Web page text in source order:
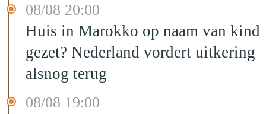
08/08 20:00
Huis in Marokko op naam van kind
gezet? Nederland vordert uitkering
alsnog terug
08/08 19:00